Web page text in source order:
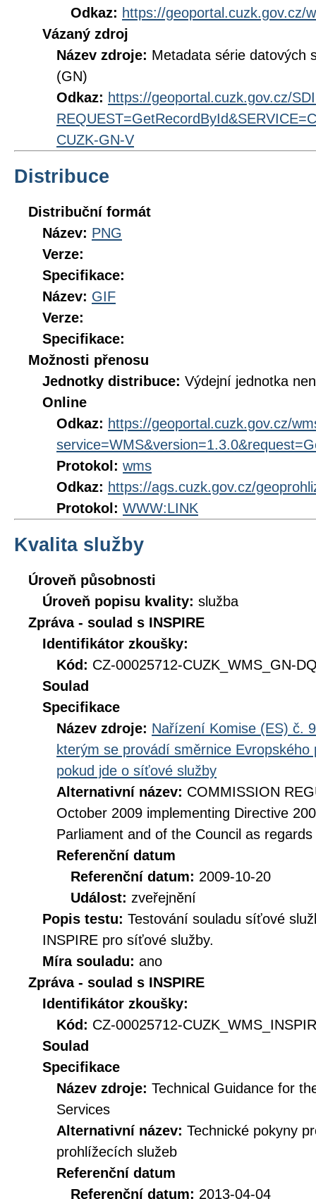
Odkaz: https://geoportal.cuzk.gov.cz/
Vázaný zdroj
Název zdroje: Metadata série datových
(GN)
Odkaz: https://geoportal.cuzk.gov.cz/
CUZK-GN-V
Distribuce
Distribuční formát
Název: PNG
Verze:
Specifikace:
Název: GIF
Verze:
Specifikace:
Možnosti přenosu
Jednotky distribuce: Výdejní jednotka
Online
Odkaz: https://geoportal.cuzk.gov.cz/
Protokol: wms
Odkaz: https://ags.cuzk.gov.cz/
Protokol: WWW:LINK
Kvalita služby
Úroveň působnosti
Úroveň popisu kvality: služba
Zpráva - soulad s INSPIRE
Identifikátor zkoušky:
Kód: CZ-00025712-CUZK_WMS_GN-
Soulad
Specifikace
Název zdroje: Nařízení Komise (ES) č.
kterým se provádí směrnice
pokud jde o síťové služby
Alternativní název: COMMISSION
October 2009 implementing Directive
Parliament and of the Council as
Referenční datum
Referenční datum: 2009-10-20
Událost: zveřejnění
Popis testu: Testování souladu síťové
INSPIRE pro síťové služby.
Míra souladu: ano
Zpráva - soulad s INSPIRE
Identifikátor zkoušky:
Kód: CZ-00025712-
Soulad
Specifikace
Název zdroje: Technical Guidance for
Services
Alternativní název: Technické pokyny
prohlížecích služeb
Referenční datum
Referenční datum: 2013-04-04